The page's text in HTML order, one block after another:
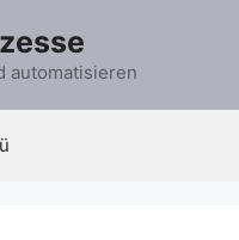
automatisieren